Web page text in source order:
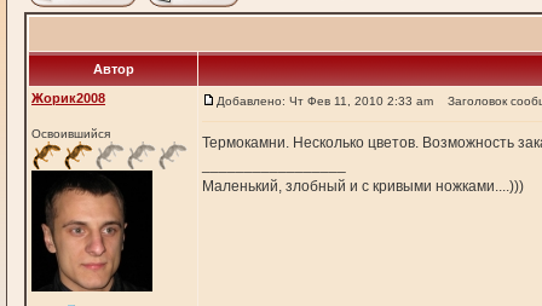
Автор
Жорик2008
Освоившийся
Добавлено: Чт Фев 11, 2010 2:33 am Заголовок
Термокамни. Несколько цветов. Возможность
Маленький, злобный и с кривыми ножками....)))